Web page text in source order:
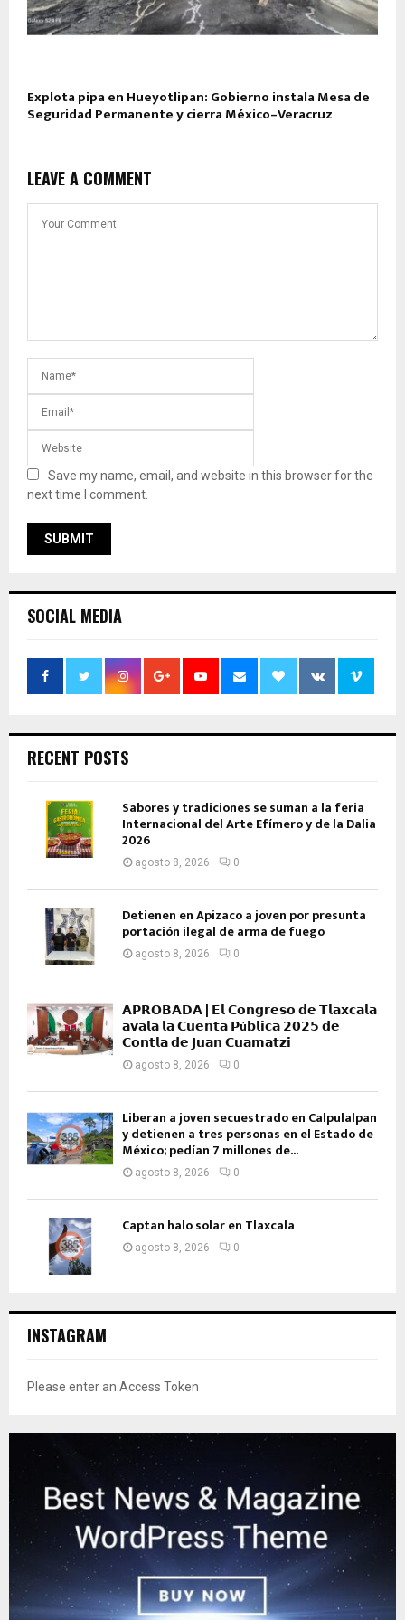
Explota pipa en Hueyotlipan: Gobierno instala Mesa de
Seguridad Permanente y cierra México–Veracruz
LEAVE A COMMENT
Save my name, email, and website in this browser for the
next time I comment.
SOCIAL MEDIA
RECENT POSTS
Sabores y tradiciones se suman a la feria
Internacional del Arte Efímero y de la Dalia
2026
agosto 8, 2026 0
Detienen en Apizaco a joven por presunta
portación ilegal de arma de fuego
agosto 8, 2026 0
𝗔𝗣𝗥𝗢𝗕𝗔𝗗𝗔 | 𝗘𝗹 𝗖𝗼𝗻𝗴𝗿𝗲𝘀𝗼 𝗱𝗲 𝗧𝗹𝗮𝘅𝗰𝗮𝗹𝗮
𝗮𝘃𝗮𝗹𝗮 𝗹𝗮 𝗖𝘂𝗲𝗻𝘁𝗮 𝗣ú𝗯𝗹𝗶𝗰𝗮 𝟮𝟬𝟮𝟱 𝗱𝗲
𝗖𝗼𝗻𝘁𝗹𝗮 𝗱𝗲 𝗝𝘂𝗮𝗻 𝗖𝘂𝗮𝗺𝗮𝘁𝘇𝗶
agosto 8, 2026 0
Liberan a joven secuestrado en Calpulalpan
y detienen a tres personas en el Estado de
México; pedían 7 millones de...
agosto 8, 2026 0
Captan halo solar en Tlaxcala
agosto 8, 2026 0
INSTAGRAM
Please enter an Access Token